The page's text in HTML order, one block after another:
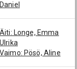
Daniel
Äiti: Longe, Emma
Ulrika
Vaimo: Pösö, Aline